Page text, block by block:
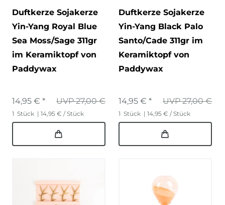
Duftkerze Sojakerze
Yin-Yang Royal Blue
Sea Moss/Sage 311gr
im Keramiktopf von
Paddywax
UVP 27,00 €
14,95 € *
1 Stück | 14,95 € / Stück
Duftkerze Sojakerze
Yin-Yang Black Palo
Santo/Cade 311gr im
Keramiktopf von
Paddywax
UVP 27,00 €
14,95 € *
1 Stück | 14,95 € / Stück